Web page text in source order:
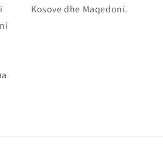
Kosove dhe Maqedoni.